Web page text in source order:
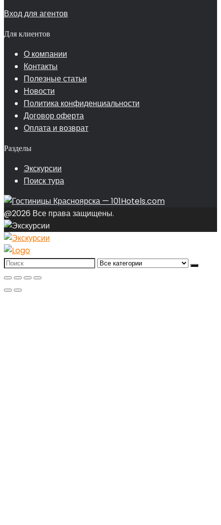
Вход для агентов
Для клиентов
О компании
Контакты
Полезные статьи
Новости
Политика конфиденциальности
Договор оферта
Оплата и возврат
Разделы
Экскурсии
Поиск тура
@2026 Все права защищены.